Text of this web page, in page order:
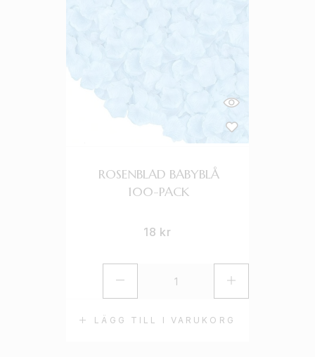
LÄGG TILL I VARUKORG
ROSENBLAD BABYBLÅ
100-PACK
18 kr